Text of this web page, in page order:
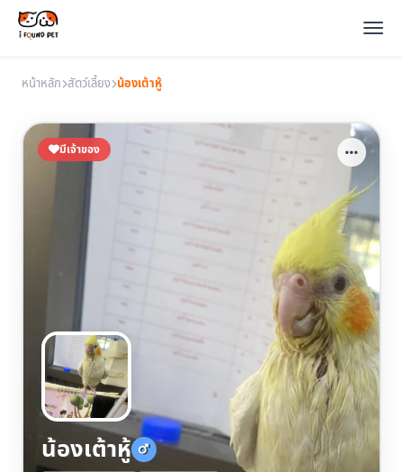
หน้าหลัก สัตว์เลี้ยง น้องเต้าหู้
มีเจ้าของ
น้องเต้าหู้